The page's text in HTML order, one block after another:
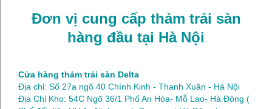
Đơn vị cung cấp thảm trải sàn
hàng đầu tại Hà Nội
Cửa hàng thảm trải sàn Delta
Địa chỉ: Số 27a ngõ 40 Chính Kinh - Thanh Xuân - Hà Nội
Địa Chỉ Kho: 54C Ngõ 36/1 Phố An Hòa- Mỗ Lao- Hà Đông (